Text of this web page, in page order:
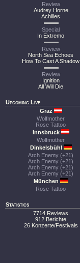
Review
Audrey Horne
Achilles
Special
In Extremo
Review
North Sea Echoes
How To Cast A Shadow
Review
Ignition
All Will Die
Upcoming Live
Graz
Wolfmother
Rose Tattoo
Innsbruck
Wolfmother
Dinkelsbühl
Arch Enemy (+21)
Arch Enemy (+21)
Arch Enemy (+21)
Arch Enemy (+21)
München
Rose Tattoo
Statistics
7714 Reviews
912 Berichte
26 Konzerte/Festivals